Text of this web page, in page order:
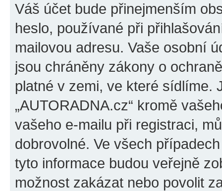
Váš účet bude přinejmenším
heslo, používané při
mailovou adresu. Vaše osobní
jsou chráněny zákony o
platné v zemi, ve které sídlíme.
„AUTORADNA.cz“ kromě
vašeho e-mailu při registraci,
dobrovolné. Ve všech
tyto informace budou veřejně
možnost zakázat nebo povolit